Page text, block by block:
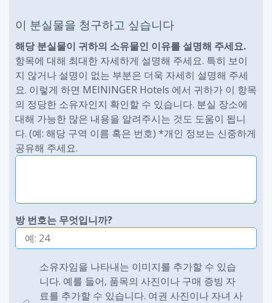
이 분실물을 청구하고 싶습니다
해당 분실물이 귀하의 소유물인 이유를 설명해 주세요.
항목에 대해 최대한 자세하게 설명해 주세요. 특히 보이
지 않거나 설명이 없는 부분은 더욱 자세히 설명해 주세
요. 이렇게 하면 MEININGER Hotels 에서 귀하가 이 항목
의 정당한 소유자인지 확인할 수 있습니다. 분실 장소에
대해 가능한 많은 내용을 알려주시는 것도 도움이 됩니
다. (예: 해당 구역 이름 혹은 번호) *개인 정보는 신중하게
공유해 주세요.
방 번호는 무엇입니까?
소유자임을 나타내는 이미지를 추가할 수 있습
니다. 예를 들어, 품목의 사진이나 구매 증빙 자
료를 추가할 수 있습니다. 여권 사진이나 자녀 사